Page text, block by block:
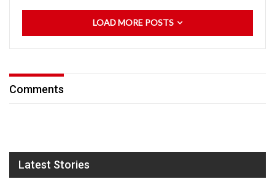
LOAD MORE POSTS
Comments
Latest Stories